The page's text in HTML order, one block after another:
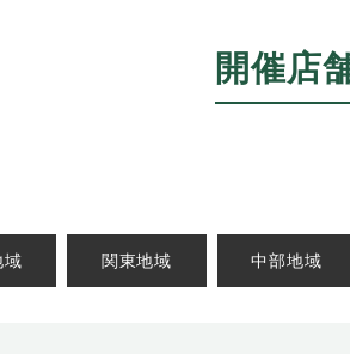
開催店
域 関東地域 中部地域